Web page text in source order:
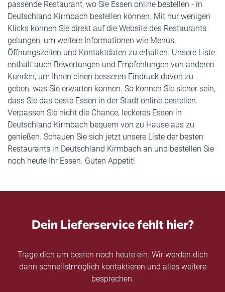
passende Restaurant, wo Sie Essen online bestellen - in
Deutschland Kirmbach bestellen können. Mit nur wenigen
Klicks können Sie direkt auf die Website des Restaurants
gelangen, um weitere Informationen wie Menüs,
Öffnungszeiten und Kontaktdaten zu erhalten. Unsere Liste
enthält auch Bewertungen und Empfehlungen von anderen
Kunden, um Ihnen einen besseren Eindruck davon zu
geben, was Sie erwarten können. So können Sie sicher sein,
dass Sie das beste Essen in der Stadt online bestellen.
Verpassen Sie nicht die Chance, leckeres Essen in
Deutschland Kirmbach bequem von zu Hause aus zu
genießen. Schauen Sie sich jetzt unsere Liste der besten
Restaurants in Deutschland Kirmbach an und bestellen Sie
noch heute Ihr Essen. Guten Appetit!
Dein Lieferservice fehlt hier?
Trage dich am besten noch heute ein. Wir werden dich
dann schnellstmöglich kontaktieren und alles weitere
besprechen.